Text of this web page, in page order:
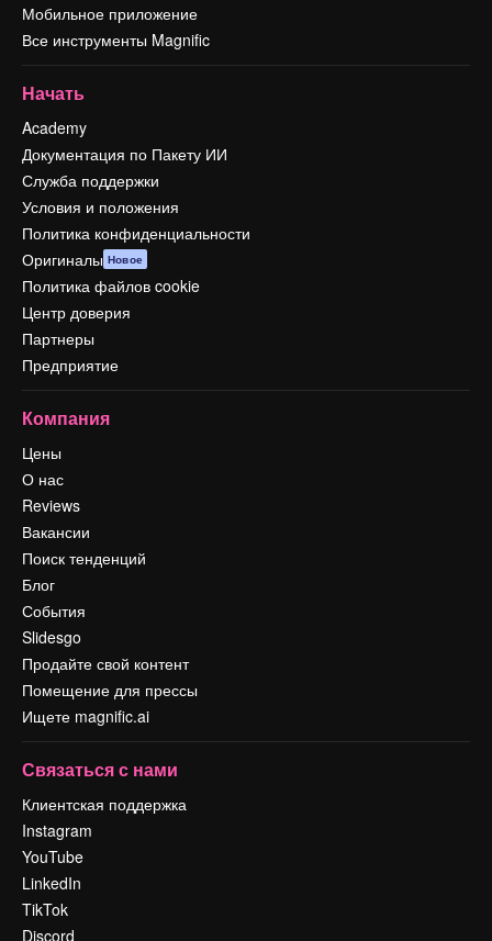
Мобильное приложение
Все инструменты Magnific
Начать
Academy
Документация по Пакету ИИ
Служба поддержки
Условия и положения
Политика конфиденциальности
Оригиналы Новое
Политика файлов cookie
Центр доверия
Партнеры
Предприятие
Компания
Цены
О нас
Reviews
Вакансии
Поиск тенденций
Блог
События
Slidesgo
Продайте свой контент
Помещение для прессы
Ищете magnific.ai
Связаться с нами
Клиентская поддержка
Instagram
YouTube
LinkedIn
TikTok
Discord